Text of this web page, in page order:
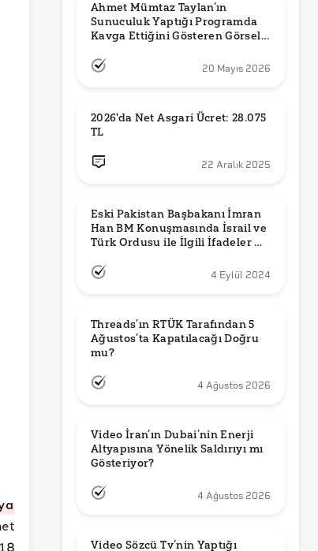
Ahmet Mümtaz Taylan’ın
Sunuculuk Yaptığı Programda
Kavga Ettiğini Gösteren Görsel
20 Mayıs 2026
2026'da Net Asgari Ücret: 28.075
TL
22 Aralık 2025
Eski Pakistan Başbakanı İmran
Han BM Konuşmasında İsrail ve
Türk Ordusu ile İlgili İfadeler mi
4 Eylül 2024
Threads’ın RTÜK Tarafından 5
Ağustos’ta Kapatılacağı Doğru
mu?
4 Ağustos 2026
Video İran’ın Dubai’nin Enerji
Altyapısına Yönelik Saldırıyı mı
Gösteriyor?
4 Ağustos 2026
Video Sözcü Tv’nin Yaptığı